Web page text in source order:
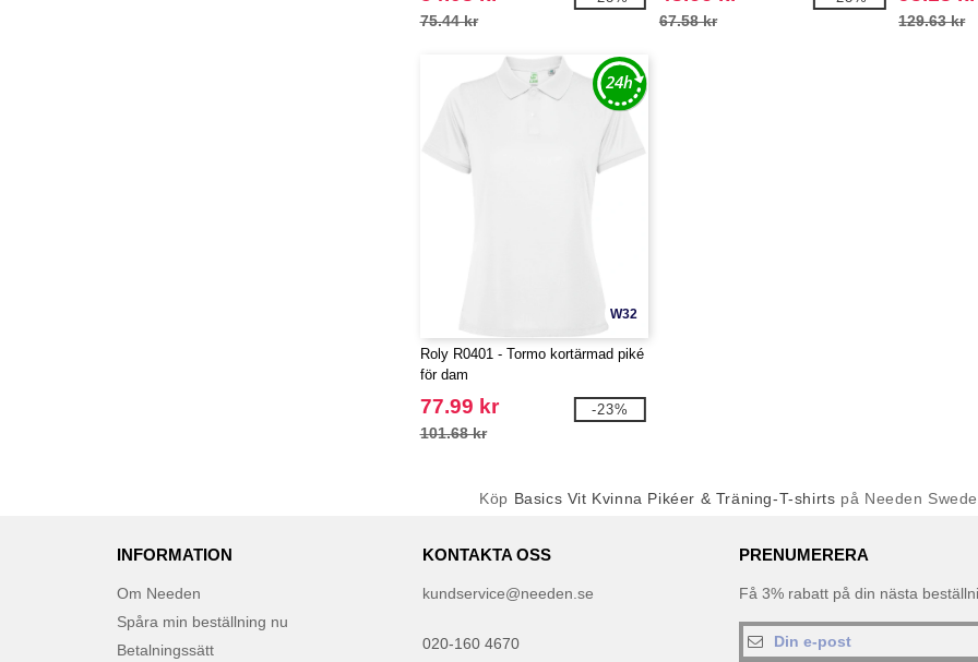
75.44 kr 67.58 kr 129.63 kr
W32
Roly R0401 - Tormo kortärmad piké
för dam
77.99 kr
101.68 kr
-23%
Köp Basics Vit Kvinna Pikéer & Träning-T-shirts på Needen
INFORMATION
Om Needen
Spåra min beställning nu
Betalningssätt
KONTAKTA OSS
kundservice@needen.se
020-160 4670
PRENUMERERA
Få 3% rabatt på din nästa